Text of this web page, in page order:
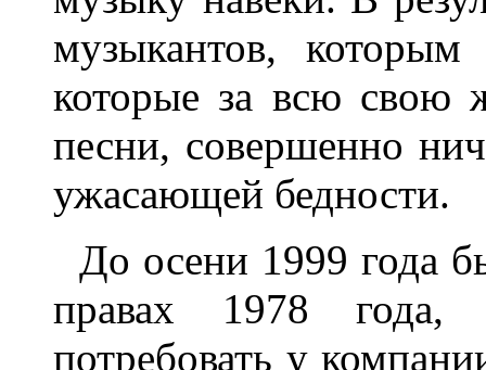
музыкантов,
которые за всю свою
песни, совершенно
ужасающей бедности.
До осени 1999 года
правах 1978
потребовать у